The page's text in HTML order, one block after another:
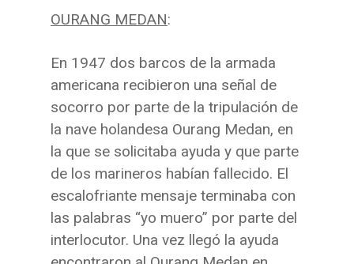
OURANG MEDAN:
En 1947 dos barcos de la armada
americana recibieron una señal de
socorro por parte de la tripulación de
la nave holandesa Ourang Medan, en
la que se solicitaba ayuda y que parte
de los marineros habían fallecido. El
escalofriante mensaje terminaba con
las palabras “yo muero” por parte del
interlocutor. Una vez llegó la ayuda